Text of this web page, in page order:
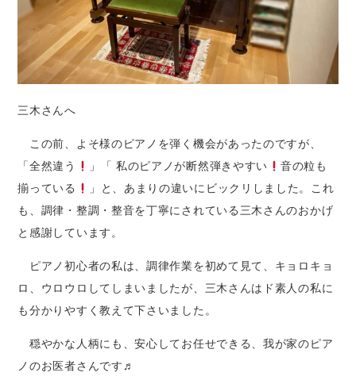
三木さんへ
この前、よそ様のピアノを弾く機会があったのですが、
「全然違う
」「 私のピアノが断然弾きやすい
音の粒も
揃っている
」と、あまりの違いにビックリしました。これ
も、調律・整調・整音を丁寧にされている三木さんのおかげ
と感謝しています。
ピアノ初心者の私は、調律作業を初めて見て、キョロキョ
ロ、ウロウロしてしまいましたが、三木さんはド素人の私に
も分かりやすく教えて下さいました。
穏やかな人柄にも、安心してお任せできる、我が家のピア
ノのお医者さんです♬